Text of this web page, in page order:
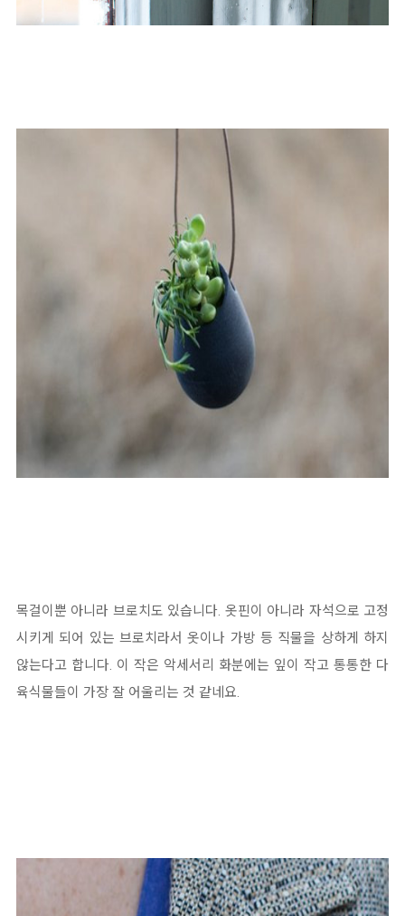
목걸이뿐 아니라 브로치도 있습니다. 옷핀이 아니라 자석으로 고정
시키게 되어 있는 브로치라서 옷이나 가방 등 직물을 상하게 하지
않는다고 합니다. 이 작은 악세서리 화분에는 잎이 작고 통통한 다
육식물들이 가장 잘 어울리는 것 같네요.